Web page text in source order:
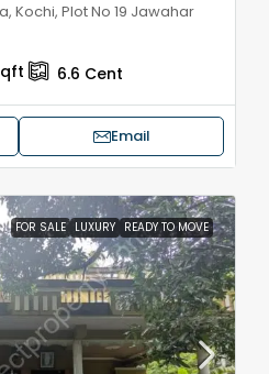
Kochi, Plot No 19 Jawahar
6.6 Cent
Email
FOR SALE LUXURY READY TO MOVE